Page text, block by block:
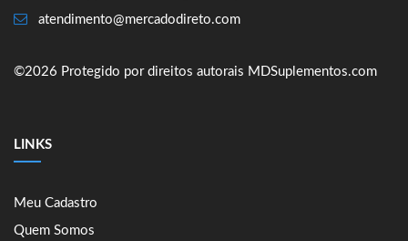
atendimento@mercadodireto.com
©2026 Protegido por direitos autorais MDSuplementos.com
LINKS
Meu Cadastro
Quem Somos